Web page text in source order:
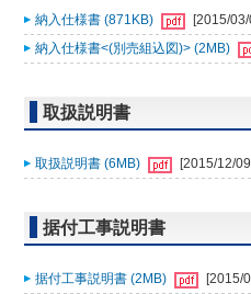
納入仕様書 (871KB)
[2015/03/
納入仕様書<(別売組込図)> (2MB)
取扱説明書
取扱説明書 (6MB) [2015/12/
据付工事説明書
据付工事説明書 (2MB)
[2015/